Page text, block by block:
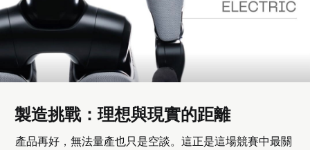
製造挑戰：理想與現實的距離
產品再好，無法量產也只是空談。這正是這場競賽中最關